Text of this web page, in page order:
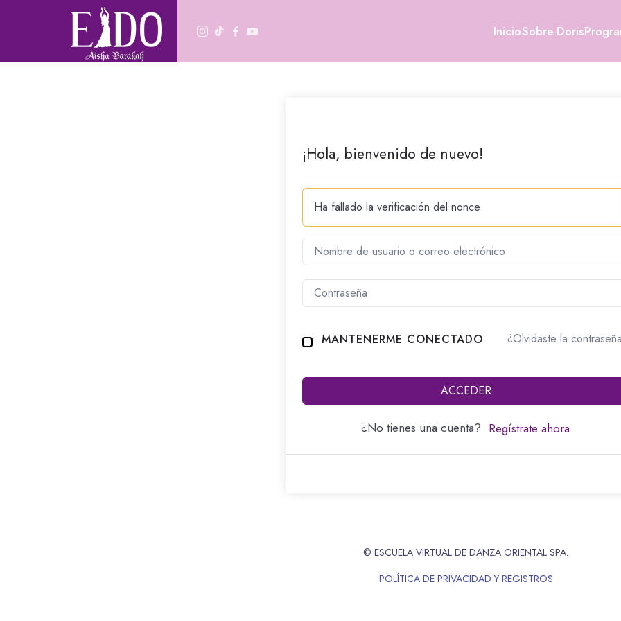
Escuela de danza InicioSobre Doris
¡Hola, bienvenido de nuevo!
Ha fallado la verificación del nonce
MANTENERME CONECTADO ¿Olvidaste la
ACCEDER
¿No tienes una cuenta? Regístrate ahora
© ESCUELA VIRTUAL DE DANZA ORIENTAL SPA.
POLÍTICA DE PRIVACIDAD Y REGISTROS